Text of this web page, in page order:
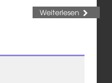
Weiterlesen